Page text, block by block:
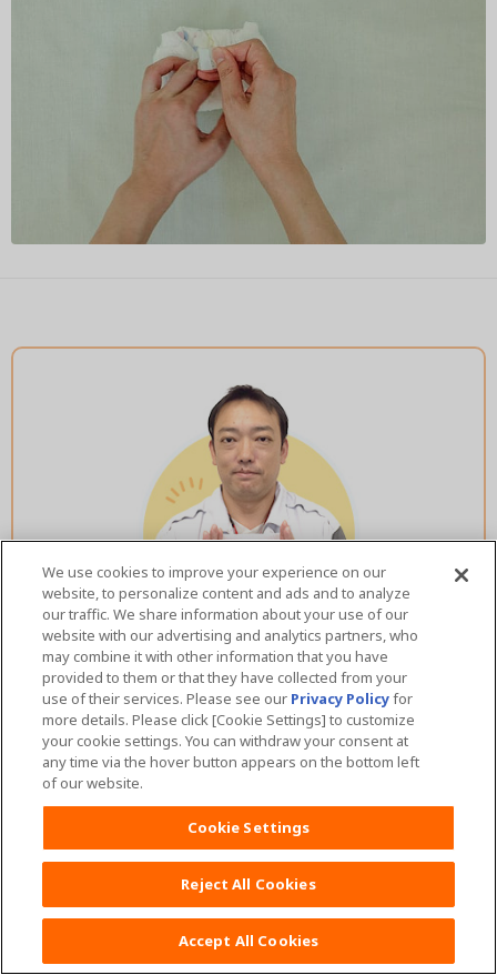
ムーニーマンはこうやって出来ました♪
商品開発ストーリー
詳しく見る
We use cookies to improve your experience on our
website, to personalize content and ads and to analyze
our traffic. We share information about your use of our
website with our advertising and analytics partners, who
may combine it with other information that you have
provided to them or that they have collected from your
use of their services. Please see our Privacy Policyfor
more details. Please click [Cookie Settings] to customize
your cookie settings. You can withdraw your consent at
any time via the hover button appears on the bottom left
of our website.
Cookie Settings
Reject All Cookies
Accept All Cookies